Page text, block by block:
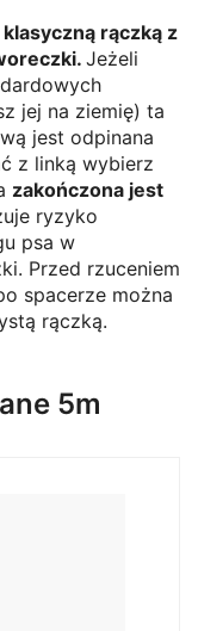
rączką z
Jeżeli
jej na ziemię) ta
jest odpinana
z linką wybierz
zakończona jest
ryzyko
psa w
Przed rzuceniem
spacerze można
rączką.
5m